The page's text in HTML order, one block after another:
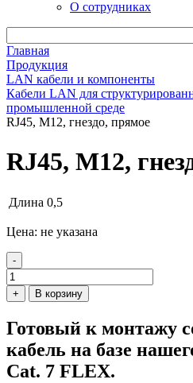
О сотрудниках
Главная
Продукция
LAN кабели и компоненты
Кабели LAN для
промышленной среде
RJ45, М12, гнездо, прямое
RJ45, М12,
Длина 0,5
Цена: не указана
-
+ В корзину
Готовый к монтажу
кабель на базе
Cat. 7 FLEX.